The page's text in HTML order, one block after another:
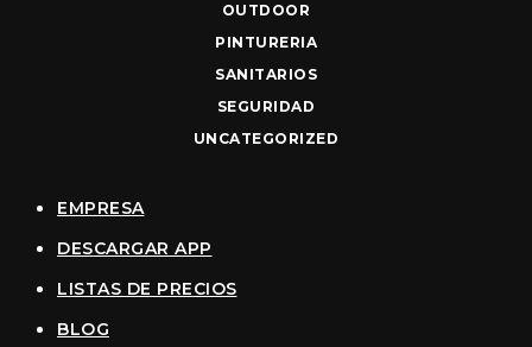
OUTDOOR
PINTURERIA
SANITARIOS
SEGURIDAD
UNCATEGORIZED
EMPRESA
DESCARGAR APP
LISTAS DE PRECIOS
BLOG